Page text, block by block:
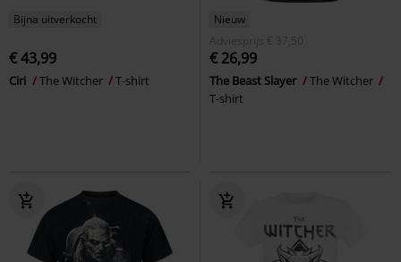
Bijna uitverkocht
€ 43,99
Ciri The Witcher T-shirt
Nieuw
Adviesprijs
€ 37,50
€ 26,99
The Beast Slayer
The Witcher
T-shirt